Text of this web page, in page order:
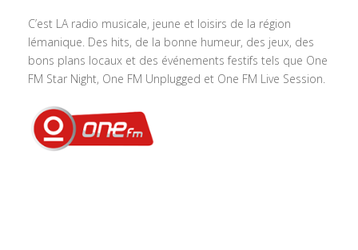
C’est LA radio musicale, jeune et loisirs de la région
lémanique. Des hits, de la bonne humeur, des jeux, des
bons plans locaux et des événements festifs tels que One
FM Star Night, One FM Unplugged et One FM Live Session.